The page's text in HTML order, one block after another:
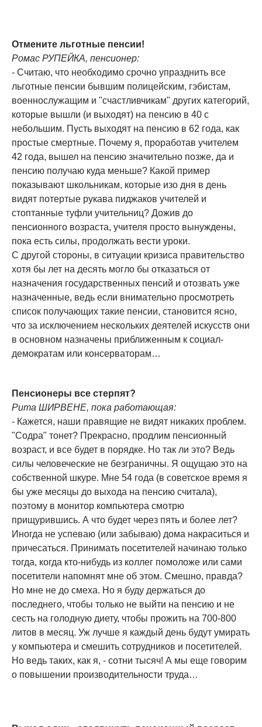
Отмените льготные пенсии!
Ромас РУПЕЙКА, пенсионер:
- Считаю, что необходимо срочно упразднить все
льготные пенсии бывшим полицейским, гэбистам,
военнослужащим и "счастливчикам" других категорий,
которые вышли (и выходят) на пенсию в 40 с
небольшим. Пусть выходят на пенсию в 62 года, как
простые смертные. Почему я, проработав учителем
42 года, вышел на пенсию значительно позже, да и
пенсию получаю куда меньше? Какой пример
показывают школьникам, которые изо дня в день
видят потертые рукава пиджаков учителей и
стоптанные туфли учительниц? Дожив до
пенсионного возраста, учителя просто вынуждены,
пока есть силы, продолжать вести уроки.
С другой стороны, в ситуации кризиса правительство
хотя бы лет на десять могло бы отказаться от
назначения государственных пенсий и отозвать уже
назначенные, ведь если внимательно просмотреть
список получающих такие пенсии, становится ясно,
что за исключением нескольких деятелей искусств они
в основном назначены приближенным к социал-
демократам или консерваторам…
Пенсионеры все стерпят?
Рита ШИРВЕНЕ, пока работающая:
- Кажется, наши правящие не видят никаких проблем.
"Содра" тонет? Прекрасно, продлим пенсионный
возраст, и все будет в порядке. Но так ли это? Ведь
силы человеческие не безграничны. Я ощущаю это на
собственной шкуре. Мне 54 года (в советское время я
бы уже месяцы до выхода на пенсию считала),
поэтому в монитор компьютера смотрю
прищурившись. А что будет через пять и более лет?
Иногда не успеваю (или забываю) дома накраситься и
причесаться. Принимать посетителей начинаю только
тогда, когда кто-нибудь из коллег помоложе или сами
посетители напомнят мне об этом. Смешно, правда?
Но мне не до смеха. Но я буду держаться до
последнего, чтобы только не выйти на пенсию и не
сесть на голодную диету, чтобы прожить на 700-800
литов в месяц. Уж лучше я каждый день будут умирать
у компьютера и смешить сотрудников и посетителей.
Но ведь таких, как я, - сотни тысяч! А мы еще говорим
о повышении производительности труда…